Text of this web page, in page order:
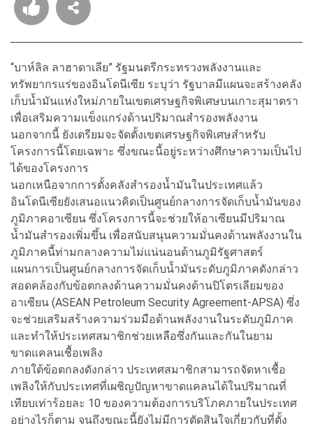
“บาห์ลิล ลาฮาดาเลีย” รัฐมนตรีกระทรวงพลังงานและ
ทรัพยากรแร่ของอินโดนีเซีย ระบุว่า รัฐบาลมีแผนจะสร้างคลัง
เก็บน้ำมันแห่งใหม่ภายในเขตเศรษฐกิจพิเศษบนเกาะสุมาตรา
เพื่อเสริมความแข็งแกร่งด้านปริมาณสำรองพลังงาน
นอกจากนี้ ยังเตรียมจะจัดตั้งเขตเศรษฐกิจพิเศษสำหรับ
โครงการนี้โดยเฉพาะ ซึ่งขณะนี้อยู่ระหว่างศึกษาความเป็นไป
ได้ของโครงการ
นอกเหนือจากการตั้งคลังสำรองน้ำมันในประเทศแล้ว
อินโดนีเซียยังเสนอแนวคิดเป็นศูนย์กลางการจัดเก็บน้ำมันของ
ภูมิภาคอาเซียน ซึ่งโครงการนี้จะช่วยให้อาเซียนมีปริมาณ
น้ำมันสำรองเพิ่มขึ้น เพื่อสนับสนุนความมั่นคงด้านพลังงานใน
ภูมิภาคนี้ท่ามกลางความไม่แน่นอนด้านภูมิรัฐศาสตร์
แผนการเป็นศูนย์กลางการจัดเก็บน้ำมันระดับภูมิภาคดังกล่าว
สอดคล้องกับข้อตกลงด้านความมั่นคงด้านปิโตรเลียมของ
อาเซียน (ASEAN Petroleum Security Agreement-APSA) ซึ่ง
จะช่วยเสริมสร้างความร่วมมือด้านพลังงานในระดับภูมิภาค
และทำให้ประเทศสมาชิกช่วยเหลือซึ่งกันและกันในยาม
ขาดแคลนเชื้อเพลิง
ภายใต้ข้อตกลงดังกล่าว ประเทศสมาชิกสามารถจัดหาเชื้อ
เพลิงให้กับประเทศที่เผชิญปัญหาขาดแคลนได้ในปริมาณที่
เทียบเท่าร้อยละ 10 ของความต้องการบริโภคภายในประเทศ
อย่างไรก็ตาม จนถึงขณะนี้ยังไม่มีการตัดสินใจเกี่ยวกับที่ตั้ง